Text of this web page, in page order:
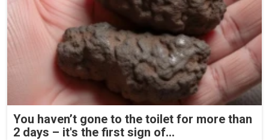
You haven’t gone to the toilet for more than
2 days – it's the first sign of...